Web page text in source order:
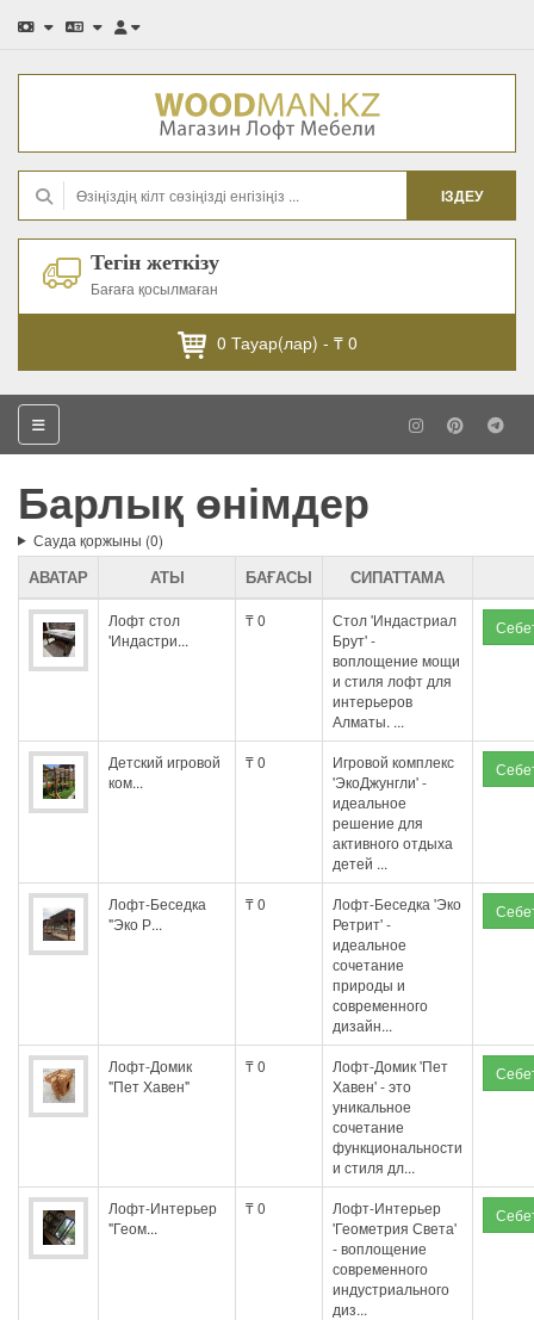
ІЗДЕУ
Тегін жеткізу
Бағаға қосылмаған
0 Тауар(лар) - ₸ 0
Барлық өнімдер
Сауда қоржыны (0)
АВАТАР АТЫ БАҒАСЫ СИПАТТАМА
Лофт стол
'Индастри...
₸ 0
Стол 'Индастриал
Брут' -
воплощение мощи
и стиля лофт для
интерьеров
Алматы. ...
Детский игровой
ком...
₸ 0
Игровой комплекс
'ЭкоДжунгли' -
идеальное
решение для
активного отдыха
детей ...
Лофт-Беседка
"Эко Р...
₸ 0
Лофт-Беседка 'Эко
Ретрит' -
идеальное
сочетание
природы и
современного
дизайн...
Лофт-Домик
"Пет Хавен"
₸ 0
Лофт-Домик 'Пет
Хавен' - это
уникальное
сочетание
функциональности
и стиля дл...
Лофт-Интерьер
"Геом...
₸ 0
Лофт-Интерьер
'Геометрия Света'
- воплощение
современного
индустриального
диз...